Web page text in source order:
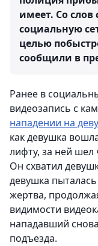
имеет. Со
социальную
целью
сообщили в
Ранее в
видеозапись с
нападении на
как девушка
лифту, за ней шел
Он схватил
девушка
жертва,
видимости
нападавший
подъезда.